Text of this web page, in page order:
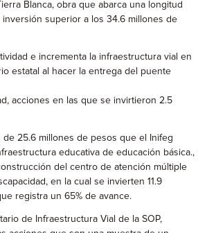
Blanca, obra que abarca una longitud
superior a los 34.6 millones de
e incrementa la infraestructura vial en
estatal al hacer la entrega del puente
acciones en las que se invirtieron 2.5
de 25.6 millones de pesos que el Inifeg
educativa de educación básica.,
del centro de atención múltiple
en la cual se invierten 11.9
registra un 65% de avance.
de Infraestructura Vial de la SOP,